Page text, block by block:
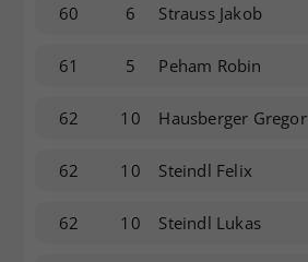
60 6 Strauss Jakob
61 5 Peham Robin
62 10 Hausberger Gregor
62 10 Steindl Felix
62 10 Steindl Lukas